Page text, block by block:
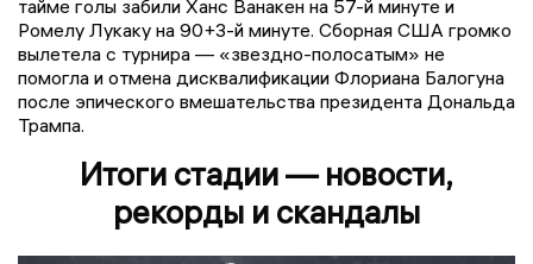
тайме голы забили Ханс Ванакен на 57-й минуте и
Ромелу Лукаку на 90+3-й минуте. Сборная США громко
вылетела с турнира — «звездно-полосатым» не
помогла и отмена дисквалификации Флориана Балогуна
после эпического вмешательства президента Дональда
Трампа.
Итоги стадии — новости,
рекорды и скандалы